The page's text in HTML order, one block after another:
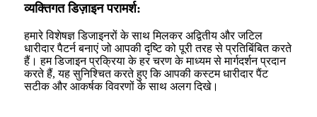
व्यक्तिगत डिज़ाइन परामर्श:
हमारे विशेषज्ञ डिजाइनरों के साथ मिलकर अद्वितीय और जटिल
धारीदार पैटर्न बनाएं जो आपकी दृष्टि को पूरी तरह से प्रतिबिंबित करते
हैं। हम डिजाइन प्रक्रिया के हर चरण के माध्यम से मार्गदर्शन प्रदान
करते हैं, यह सुनिश्चित करते हुए कि आपकी कस्टम धारीदार पैंट
सटीक और आकर्षक विवरणों के साथ अलग दिखे।